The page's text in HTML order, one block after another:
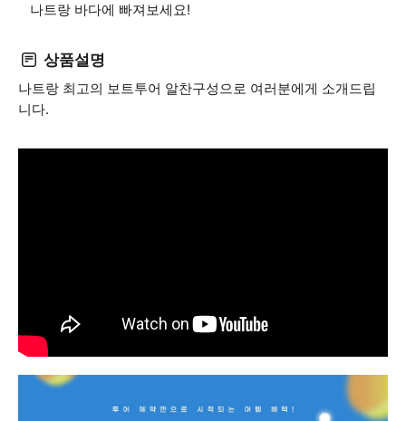
나트랑 바다에 빠져보세요!
상품설명
나트랑 최고의 보트투어 알찬구성으로 여러분에게 소개드립
니다.